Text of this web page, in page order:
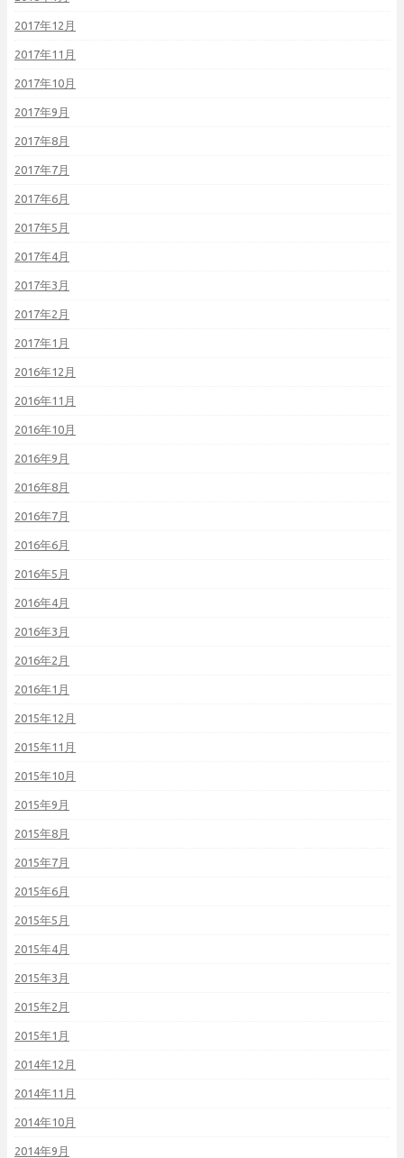
2017年12月
2017年11月
2017年10月
2017年9月
2017年8月
2017年7月
2017年6月
2017年5月
2017年4月
2017年3月
2017年2月
2017年1月
2016年12月
2016年11月
2016年10月
2016年9月
2016年8月
2016年7月
2016年6月
2016年5月
2016年4月
2016年3月
2016年2月
2016年1月
2015年12月
2015年11月
2015年10月
2015年9月
2015年8月
2015年7月
2015年6月
2015年5月
2015年4月
2015年3月
2015年2月
2015年1月
2014年12月
2014年11月
2014年10月
2014年9月